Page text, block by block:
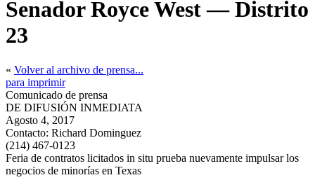
Senador Royce West — Distrito
23
« Volver al archivo de prensa...
para imprimir
Comunicado de prensa
DE DIFUSIÓN INMEDIATA
Agosto 4, 2017
Contacto: Richard Dominguez
(214) 467-0123
Feria de contratos licitados in situ prueba nuevamente impulsar los
negocios de minorías en Texas